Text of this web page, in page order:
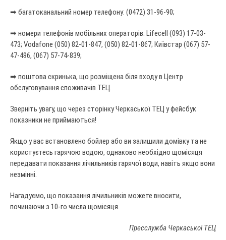
➡ багатоканальний номер телефону: (0472) 31-96-90;
➡ номери телефонів мобільних операторів: Lifecell (093) 17-03-
473; Vodafone (050) 82-01-847, (050) 82-01-867; Київстар (067) 57-
47-496, (067) 57-74-839;
➡ поштова скринька, що розміщена біля входу в Центр
обслуговування споживачів ТЕЦ.
Зверніть увагу, що через сторінку Черкаської ТЕЦ у фейсбук
показники не приймаються!
Якщо у вас встановлено бойлер або ви залишили домівку та не
користуєтесь гарячою водою, однаково необхідно щомісяця
передавати показання лічильників гарячої води, навіть якщо вони
незмінні.
Нагадуємо, що показання лічильників можете вносити,
починаючи з 10-го числа щомісяця.
Пресслужба Черкаської ТЕЦ